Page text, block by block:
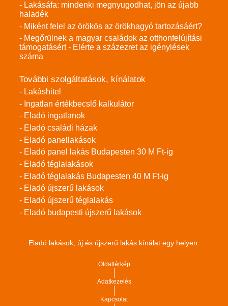
- Lakásáfa: mindenki megnyugodhat, jön az újabb
haladék
- Miként felel az örökös az örökhagyó tartozásáért?
- Megőrülnek a magyar családok az otthonfelújítási
támogatásért - Elérte a százezret az igénylések
száma
További szolgáltatások, kínálatok
- Lakáshitel
- Ingatlan értékbecslő kalkulátor
- Eladó ingatlanok
- Eladó családi házak
- Eladó panellakások
- Eladó panel lakás Budapesten 30 M Ft-ig
- Eladó téglalakások
- Eladó téglalakás Budapesten 40 M Ft-ig
- Eladó újszerű lakások
- Eladó újszerű téglalakás
- Eladó budapesti újszerű lakások
Eladó lakások, új és újszerű lakás kínálat egy helyen.
Oldaltérkép
Adatkezelés
Kapcsolat